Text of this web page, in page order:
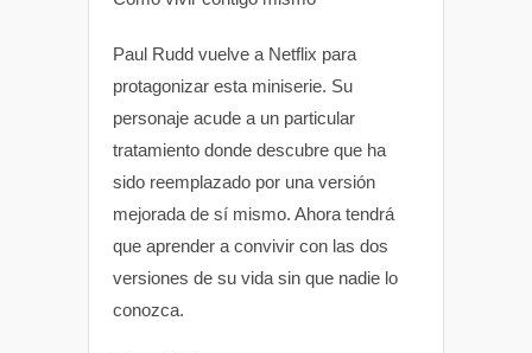
Paul Rudd vuelve a Netflix para
protagonizar esta miniserie. Su
personaje acude a un particular
tratamiento donde descubre que ha
sido reemplazado por una versión
mejorada de sí mismo. Ahora tendrá
que aprender a convivir con las dos
versiones de su vida sin que nadie lo
conozca.